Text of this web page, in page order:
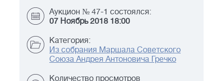
Аукцион № 47-1 состоялся:
07 Ноябрь 2018 18:00
Категория:
Из собрания Маршала Советского
Союза Андрея Антоновича Гречко
Количество просмотров